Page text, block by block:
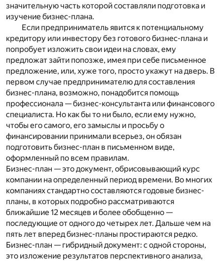
значительную часть которой составляли подготовка и
изучение бизнес-плана.
Если предприниматель явится к потенциальному
кредитору или инвестору без готового бизнес-плана и
попробует изложить свои идеи на словах, ему
предложат зайти попозже, имея при себе письменное
предложение, или, хуже того, просто укажут на дверь. В
первом случае предпринимателю для составления
бизнес-плана, возможно, понадобится помощь
профессионала — бизнес-консультанта или финансового
специалиста. Но как бы то ни было, если ему нужно,
чтобы его самого, его замыслы и просьбу о
финансировании принимали всерьез, он обязан
подготовить бизнес-план в письменном виде,
оформленный по всем правилам.
Бизнес-план — это документ, обрисовывающий курс
компании на определенный период времени. Во многих
компаниях стандартно составляются годовые бизнес-
планы, в которых подробно рассматриваются
ближайшие 12 месяцев и более обобщенно —
последующие от одного до четырех лет. Дальше чем на
пять лет вперед бизнес-планы простираются редко.
Бизнес-план — гибридный документ: с одной стороны,
это изложение результатов перспективного анализа,